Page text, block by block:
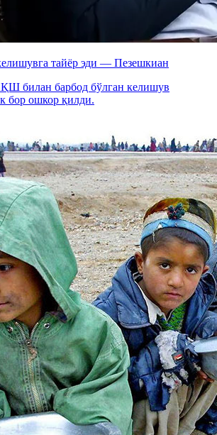
тайёр эди — Пезешкиан
билан барбод бўлган келишув
бор ошкор қилди.